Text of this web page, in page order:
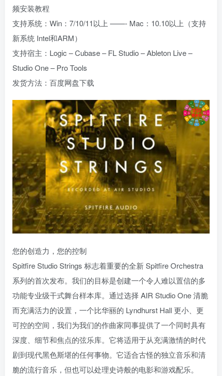
频安装教程
支持系统：Win：7/10/11以上 ——- Mac：10.10以上（支持
新系统 Intel和ARM）
支持宿主：Logic – Cubase – FL Studio – Ableton Live –
Studio One – Pro Tools
发货方法：百度网盘下载
您的创造力，您的控制
Spitfire Studio Strings 标志着重要的全新 Spitfire Orchestra
系列的首次发布。我们的目标是创建一个令人难以置信的多
功能专业级干式舞台样本库。通过选择 AIR Studio One 清脆
而充满活力的设置，一个比华丽的 Lyndhurst Hall 更小、更
可控的空间，我们为我们的作曲家同事提供了一个同时具有
深度、细节和焦点的弦乐库。它将适用于从充满激情的时代
剧到现代黑色斯堪的任何事物。它适合古怪的独立音乐和清
脆的流行音乐，但也可以处理史诗般的电影和游戏配乐。